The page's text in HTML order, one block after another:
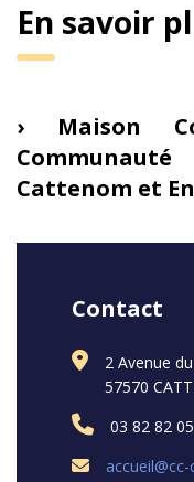
En savoir
› Maison
Cattenom et
Contact
2 Avenue
57570
03 82 82